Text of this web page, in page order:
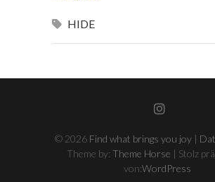
HIDE
© 2026 Find what brings you joy |
Theme by: Theme Horse | Stolz
von:WordPress